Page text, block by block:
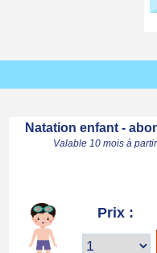
Natation enfant -
Valable 10 mois à
Prix :